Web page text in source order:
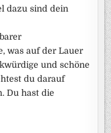
dazu sind dein
was auf der Lauer
und schöne
du darauf
Du hast die